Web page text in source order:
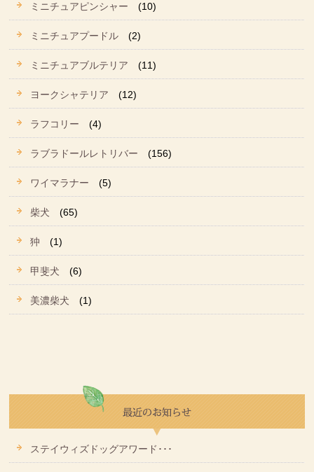
ミニチュアピンシャー (10)
ミニチュアプードル (2)
ミニチュアブルテリア (11)
ヨークシャテリア (12)
ラフコリー (4)
ラブラドールレトリバー (156)
ワイマラナー (5)
柴犬 (65)
狆 (1)
甲斐犬 (6)
美濃柴犬 (1)
ステイウィズドッグアワード･･･